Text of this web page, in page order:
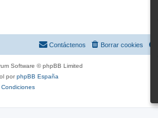
Borrar cookies
Contáctenos
Software © phpBB Limited
porphpBB España
Condiciones